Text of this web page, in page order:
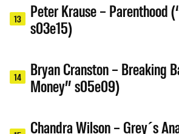
13
Peter Krause – Parenthood
s03e15)
14
Bryan Cranston – Breaking
Money” s05e09)
Chandra Wilson – Grey´s